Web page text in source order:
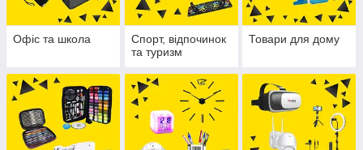
Офіс та школа
Спорт, відпочинок
та туризм
Товари для дому